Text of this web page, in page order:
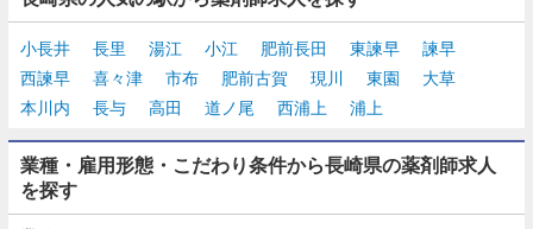
小長井 長里 湯江 小江 肥前長田 東諫早
諫早
西諫早
喜々津 市布 肥前古賀 現川 東園
大草
本川内
長与 高田 道ノ尾 西浦上 浦上
業種・雇用形態・こだわり条件から長崎県の薬剤師求人
を探す